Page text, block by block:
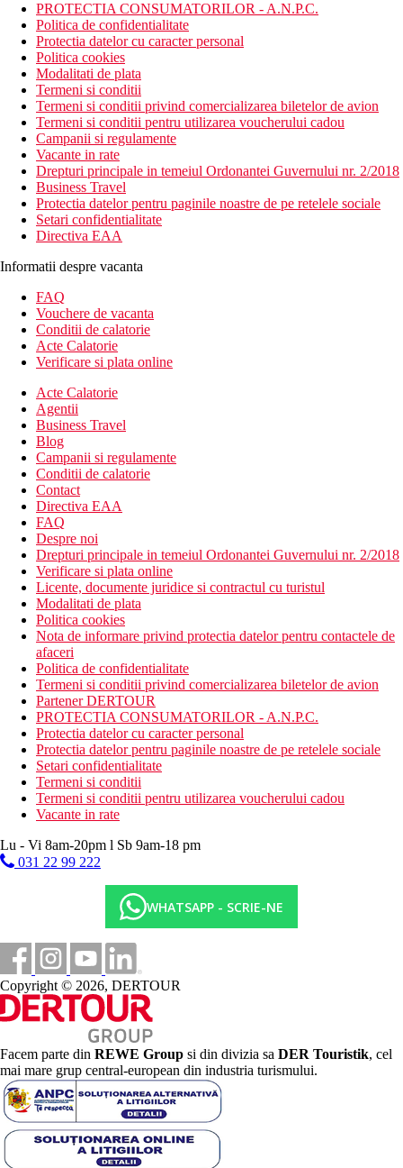
PROTECTIA CONSUMATORILOR - A.N.P.C.
Politica de confidentialitate
Protectia datelor cu caracter personal
Politica cookies
Modalitati de plata
Termeni si conditii
Termeni si conditii privind comercializarea biletelor de avion
Termeni si conditii pentru utilizarea voucherului cadou
Campanii si regulamente
Vacante in rate
Drepturi principale in temeiul Ordonantei Guvernului nr. 2/2018
Business Travel
Protectia datelor pentru paginile noastre de pe retelele sociale
Setari confidentialitate
Directiva EAA
Informatii despre vacanta
FAQ
Vouchere de vacanta
Conditii de calatorie
Acte Calatorie
Verificare si plata online
Acte Calatorie
Agentii
Business Travel
Blog
Campanii si regulamente
Conditii de calatorie
Contact
Directiva EAA
FAQ
Despre noi
Drepturi principale in temeiul Ordonantei Guvernului nr. 2/2018
Verificare si plata online
Licente, documente juridice si contractul cu turistul
Modalitati de plata
Politica cookies
Nota de informare privind protectia datelor pentru contactele de
afaceri
Politica de confidentialitate
Termeni si conditii privind comercializarea biletelor de avion
Partener DERTOUR
PROTECTIA CONSUMATORILOR - A.N.P.C.
Protectia datelor cu caracter personal
Protectia datelor pentru paginile noastre de pe retelele sociale
Setari confidentialitate
Termeni si conditii
Termeni si conditii pentru utilizarea voucherului cadou
Vacante in rate
Lu - Vi 8am-20pm l Sb 9am-18 pm
031 22 99 222
WHATSAPP - SCRIE-NE
Copyright © 2026, DERTOUR
Facem parte din REWE Group si din divizia sa DER Touristik, cel
mai mare grup central-european din industria turismului.